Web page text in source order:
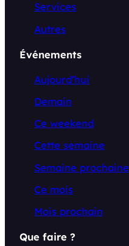
Services
Autres
Événements
Aujourd’hui
Demain
Ce weekend
Cette semaine
Semaine prochaine
Ce mois
Mois prochain
Que faire ?